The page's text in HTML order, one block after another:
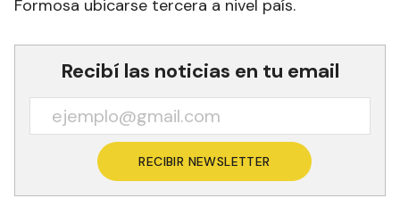
Formosa ubicarse tercera a nivel país.
Recibí las noticias en tu email
RECIBIR NEWSLETTER